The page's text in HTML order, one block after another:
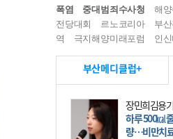
폭염 중대범죄수사청 해
전당대회
르노코리아 부
역
극지해양미래포럼 인
부산메디클럽+
장민희김용
하루 500㎉
량…비만치